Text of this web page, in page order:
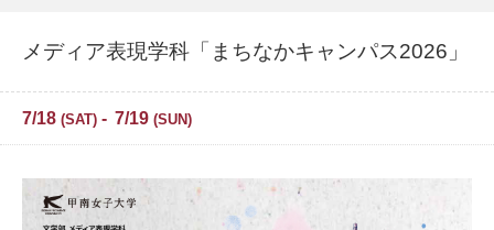
メディア表現学科「まちなかキャンパス2026」
7/18 SAT 7/19 SUN